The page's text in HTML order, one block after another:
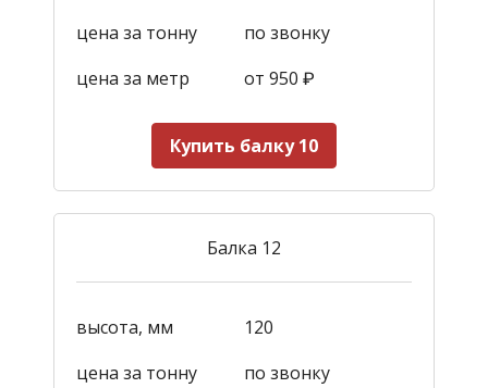
цена за тонну
по звонку
цена за метр
от 950 ₽
Купить балку 10
Балка 12
высота, мм
120
цена за тонну
по звонку